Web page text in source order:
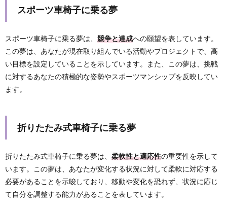
スポーツ車椅子に乗る夢
スポーツ車椅子に乗る夢は、 競争と達成への願望を表しています。
この夢は、あなたが現在取り組んでいる活動やプロジェクトで、高
い目標を設定していることを示しています。また、この夢は、挑戦
に対するあなたの積極的な姿勢やスポーツマンシップを反映してい
ます。
折りたたみ式車椅子に乗る夢
折りたたみ式車椅子に乗る夢は、 柔軟性と適応性の重要性を示して
います。この夢は、あなたが変化する状況に対して柔軟に対応する
必要があることを示唆しており、移動や変化を恐れず、状況に応じ
て自分を調整する能力があることを表しています。